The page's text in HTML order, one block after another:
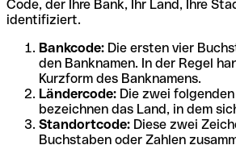
Code, der Ihre Bank, Ihr Land, Ihre
identifiziert.
Bankcode: Die ersten vier
den Banknamen. In der Regel
Kurzform des Banknamens.
Ländercode: Die zwei
bezeichnen das Land, in dem
Standortcode: Diese zwei
Buchstaben oder Zahlen